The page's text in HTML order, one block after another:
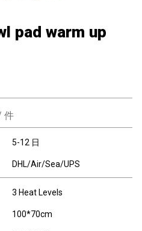
pad warm up
件
5-12 日
DHL/Air/Sea/UPS
3 Heat Levels
100*70cm